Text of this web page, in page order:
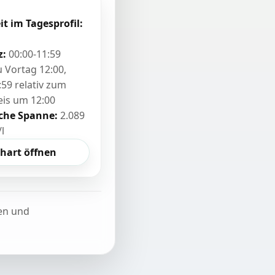
im Tagesprofil:
00:00-11:59
Vortag 12:00,
relativ zum
um 12:00
Spanne: 2.089
öffnen
und